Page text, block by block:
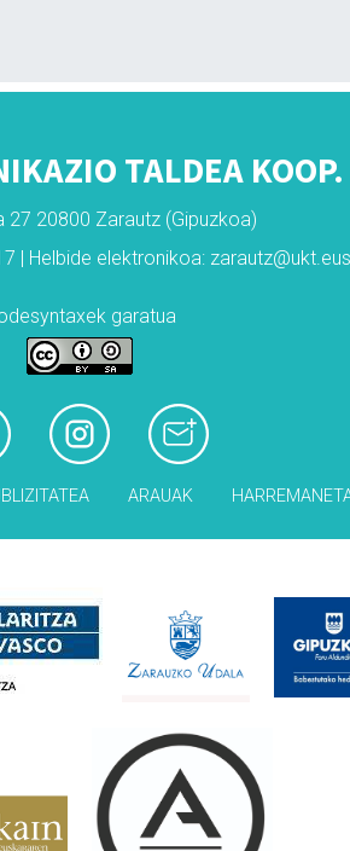
TALDEA
27 20800 Zarautz (Gipuzkoa)
| Helbide elektronikoa: zarautz@ukt.eus
garatua
ARAUAK